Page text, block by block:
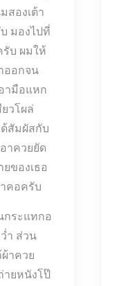
สองเต้า
มองไปที่
บ ผมให้
ออกจน
ามือแหก
วโผล่
สัมผัสกับ
าควยยัด
ยของเธอ
คอครับ
กระแทกอ
ำ ส่วน
าควย
ายหนังโป๊